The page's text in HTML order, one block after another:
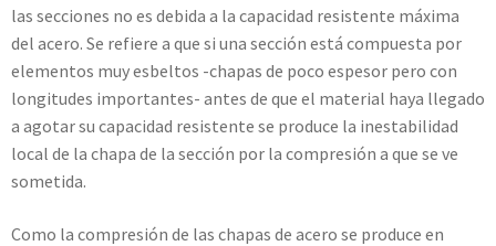
las secciones no es debida a la capacidad resistente máxima
del acero. Se refiere a que si una sección está compuesta por
elementos muy esbeltos -chapas de poco espesor pero con
longitudes importantes- antes de que el material haya llegado
a agotar su capacidad resistente se produce la inestabilidad
local de la chapa de la sección por la compresión a que se ve
sometida.
Como la compresión de las chapas de acero se produce en